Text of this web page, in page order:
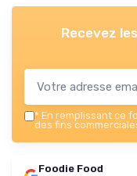
Recevez
* En remplissant ce
des fins
Foodie Food